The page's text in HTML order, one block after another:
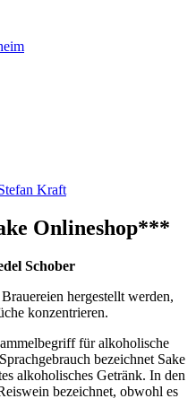
Kraft
Onlineshop***
Schober
hergestellt werden,
konzentrieren.
für alkoholische
bezeichnet Sake
alkoholisches Getränk. In den
bezeichnet, obwohl es